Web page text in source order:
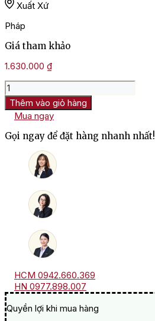
Xuất Xứ
Pháp
Giá tham khảo
1.630.000 ₫
Rượu
Vang
Pháp
Thomas
Barton
Reserve
Margaux
Thêm vào giỏ hàng
Mua ngay
Gọi ngay để đặt hàng nhanh nhất!
HCM 0942.660.369
HN 0977.898.007
Quyền lợi khi mua hàng